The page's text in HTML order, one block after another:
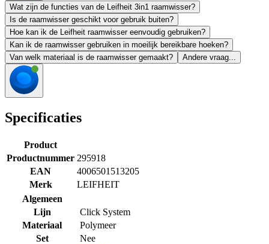
Wat zijn de functies van de Leifheit 3in1 raamwisser?
Is de raamwisser geschikt voor gebruik buiten?
Hoe kan ik de Leifheit raamwisser eenvoudig gebruiken?
Kan ik de raamwisser gebruiken in moeilijk bereikbare hoeken?
Van welk materiaal is de raamwisser gemaakt?
Andere vraag...
Specificaties
Product
Productnummer 295918
EAN
4006501513205
Merk
LEIFHEIT
Algemeen
Lijn
Click System
Materiaal
Polymeer
Set
Nee